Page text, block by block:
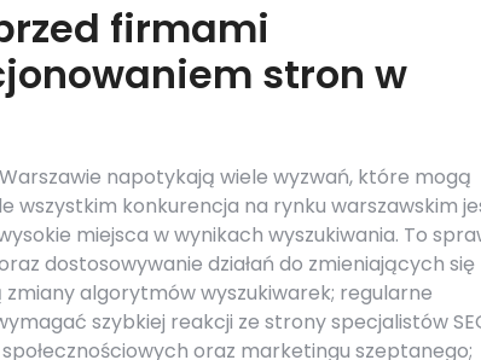
firmami
stron w
napotykają wiele wyzwań, które mogą
wszystkim konkurencja na rynku warszawskim
miejsca w wynikach wyszukiwania. To
dostosowywanie działań do zmieniających się
algorytmów wyszukiwarek; regularne
szybkiej reakcji ze strony specjalistów
oraz marketingu szeptanego;